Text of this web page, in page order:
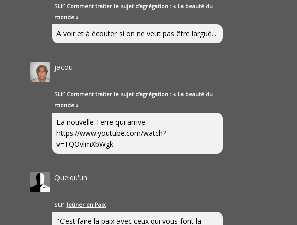
sur Comment traiter le sujet d’agrégation : « La beauté du
monde »
A voir et à écouter si on ne veut pas être largué...
jacou
sur Comment traiter le sujet d’agrégation : « La beauté du
monde »
La nouvelle Terre qui arrive
https://www.youtube.com/watch?
v=TQOvlmXbWgk
Quelqu'un
sur Jeûner en Paix
"C’est faire la paix avec ceux qui vous font la